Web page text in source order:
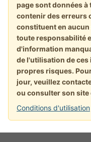
page sont données
contenir des erreurs
constituent en
toute responsabilité
d'information
de l'utilisation de
propres risques.
jour, veuillez
ou consulter son site
Conditions d'utilisation